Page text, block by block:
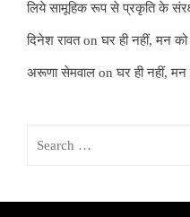
लिये सामूहिक रूप से प्रकृति के
दिनेश रावतonघर ही नहीं, मन को
अरूणा सेमवाल onघर ही नहीं, मन